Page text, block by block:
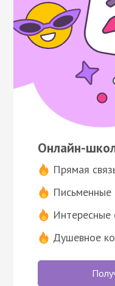
Онлайн-
Прямая
Письменные
Интересные
Душевное